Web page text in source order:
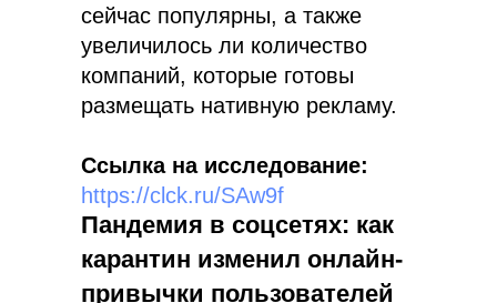
сейчас популярны, а также
увеличилось ли количество
компаний, которые готовы
размещать нативную рекламу.
Ссылка на исследование:
https://clck.ru/SAw9f
Пандемия в соцсетях: как
карантин изменил онлайн-
привычки пользователей